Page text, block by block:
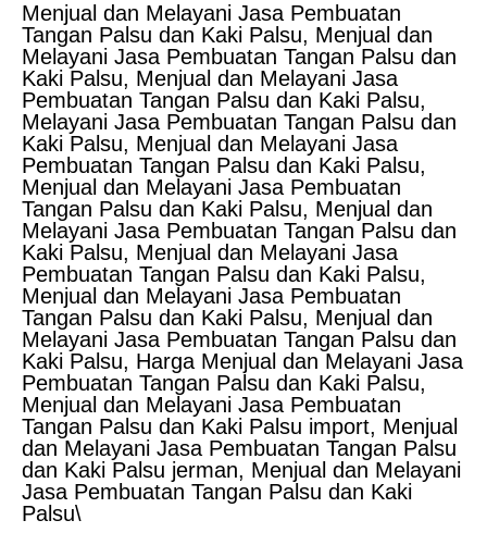
Menjual dan Melayani Jasa Pembuatan
Tangan Palsu dan Kaki Palsu, Menjual dan
Melayani Jasa Pembuatan Tangan Palsu dan
Kaki Palsu, Menjual dan Melayani Jasa
Pembuatan Tangan Palsu dan Kaki Palsu,
Melayani Jasa Pembuatan Tangan Palsu dan
Kaki Palsu, Menjual dan Melayani Jasa
Pembuatan Tangan Palsu dan Kaki Palsu,
Menjual dan Melayani Jasa Pembuatan
Tangan Palsu dan Kaki Palsu, Menjual dan
Melayani Jasa Pembuatan Tangan Palsu dan
Kaki Palsu, Menjual dan Melayani Jasa
Pembuatan Tangan Palsu dan Kaki Palsu,
Menjual dan Melayani Jasa Pembuatan
Tangan Palsu dan Kaki Palsu, Menjual dan
Melayani Jasa Pembuatan Tangan Palsu dan
Kaki Palsu, Harga Menjual dan Melayani Jasa
Pembuatan Tangan Palsu dan Kaki Palsu,
Menjual dan Melayani Jasa Pembuatan
Tangan Palsu dan Kaki Palsu import, Menjual
dan Melayani Jasa Pembuatan Tangan Palsu
dan Kaki Palsu jerman, Menjual dan Melayani
Jasa Pembuatan Tangan Palsu dan Kaki
Palsu\